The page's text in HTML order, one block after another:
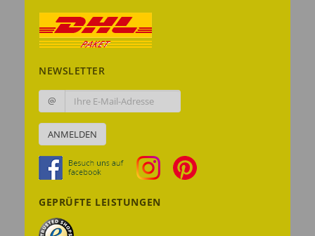
NEWSLETTER
@
ANMELDEN
GEPRÜFTE LEISTUNGEN